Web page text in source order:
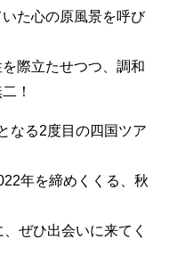
いた心の原風景を呼び
際立たせつつ、調和
！
なる2度目の四国ツア
年を締めくくる、秋
ぜひ出会いに来てく